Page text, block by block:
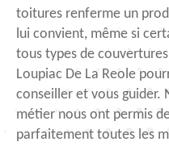
toitures renferme un
lui convient, même si
tous types de
Loupiac De La Reole
conseiller et vous guider.
métier nous ont permis
parfaitement toutes les